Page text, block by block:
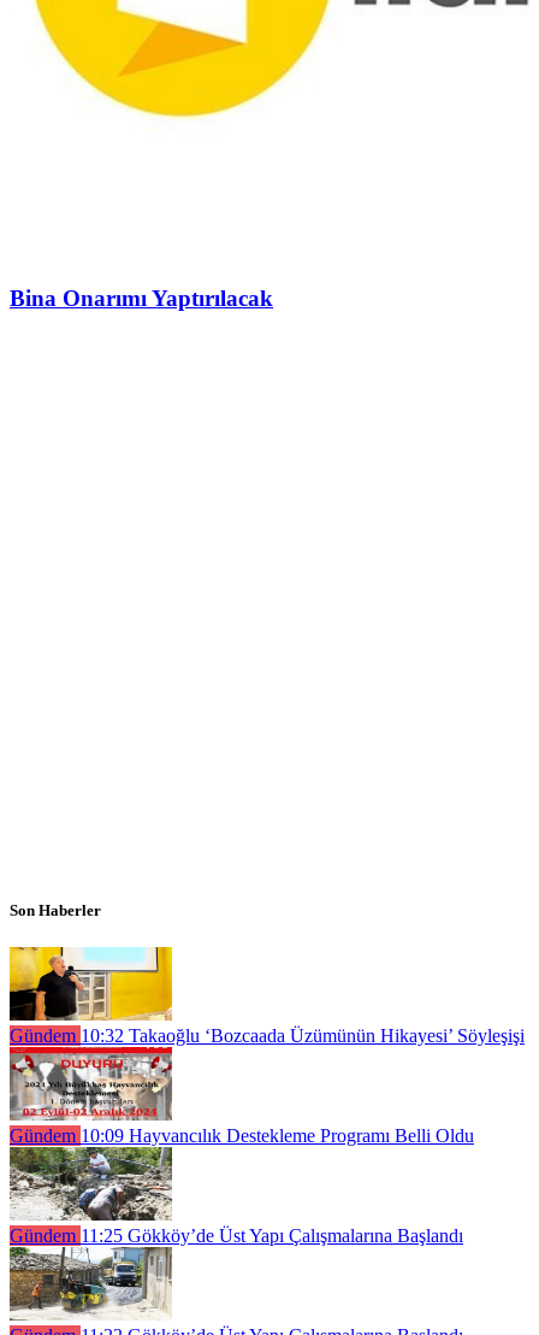
Bina Onarımı Yaptırılacak
Son Haberler
Gündem 10:32 Takaoğlu ‘Bozcaada Üzümünün Hikayesi’ Söyleşişi
Gündem 10:09 Hayvancılık Destekleme Programı Belli Oldu
Gündem 11:25 Gökköy’de Üst Yapı Çalışmalarına Başlandı